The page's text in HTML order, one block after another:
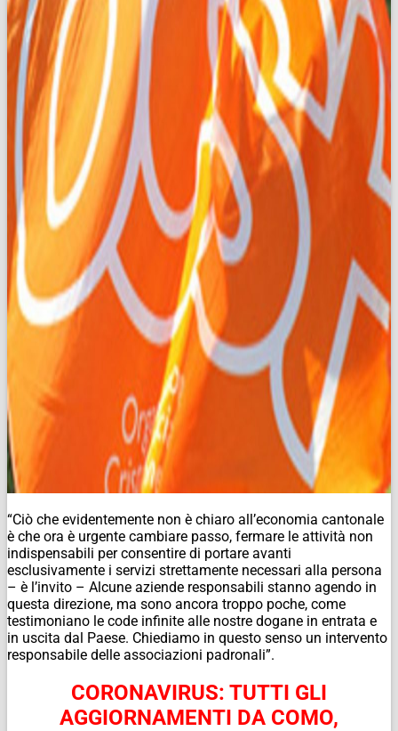
“Ciò che evidentemente non è chiaro all’economia cantonale
è che ora è urgente cambiare passo, fermare le attività non
indispensabili per consentire di portare avanti
esclusivamente i servizi strettamente necessari alla persona
– è l’invito – Alcune aziende responsabili stanno agendo in
questa direzione, ma sono ancora troppo poche, come
testimoniano le code infinite alle nostre dogane in entrata e
in uscita dal Paese. Chiediamo in questo senso un intervento
responsabile delle associazioni padronali”.
CORONAVIRUS: TUTTI GLI
AGGIORNAMENTI DA COMO,